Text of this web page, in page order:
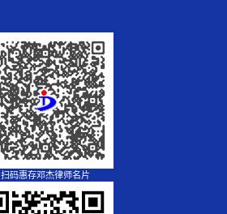
扫码惠存邓杰律师名片